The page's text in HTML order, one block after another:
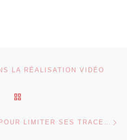
LA RÉALISATION VIDÉO